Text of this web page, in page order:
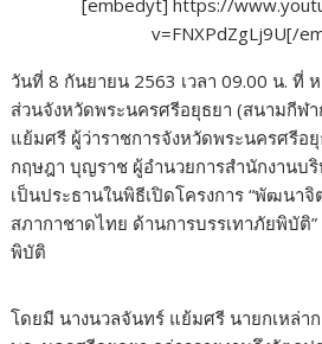
[embedyt] https://
v=FNXPdZgLj9U[/
วันที่ 8 กันยายน 2563 เวลา 09.00 น. ที่
ส่วนจังหวัดพระนครศรีอยุธยา (สนามกีฬ
แย้มศรี ผู้ว่าราชการจังหวัดพระนครศรีอ
กฤษฎา บุญราช ผู้อำนวยการสำนักงานบริ
เป็นประธานในพิธีเปิดโครงการ “พัฒนา
สภากาชาดไทย ด้านการบรรเทาภัยพิบัติ
พิบัติ
โดยมี นางนวลจันทร์ แย้มศรี นายกเหล่า